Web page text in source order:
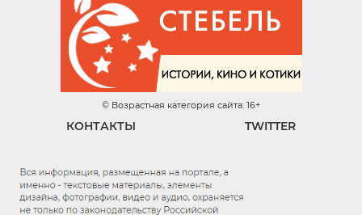
© Возрастная категория сайта: 16+
КОНТАКТЫ TWITTER